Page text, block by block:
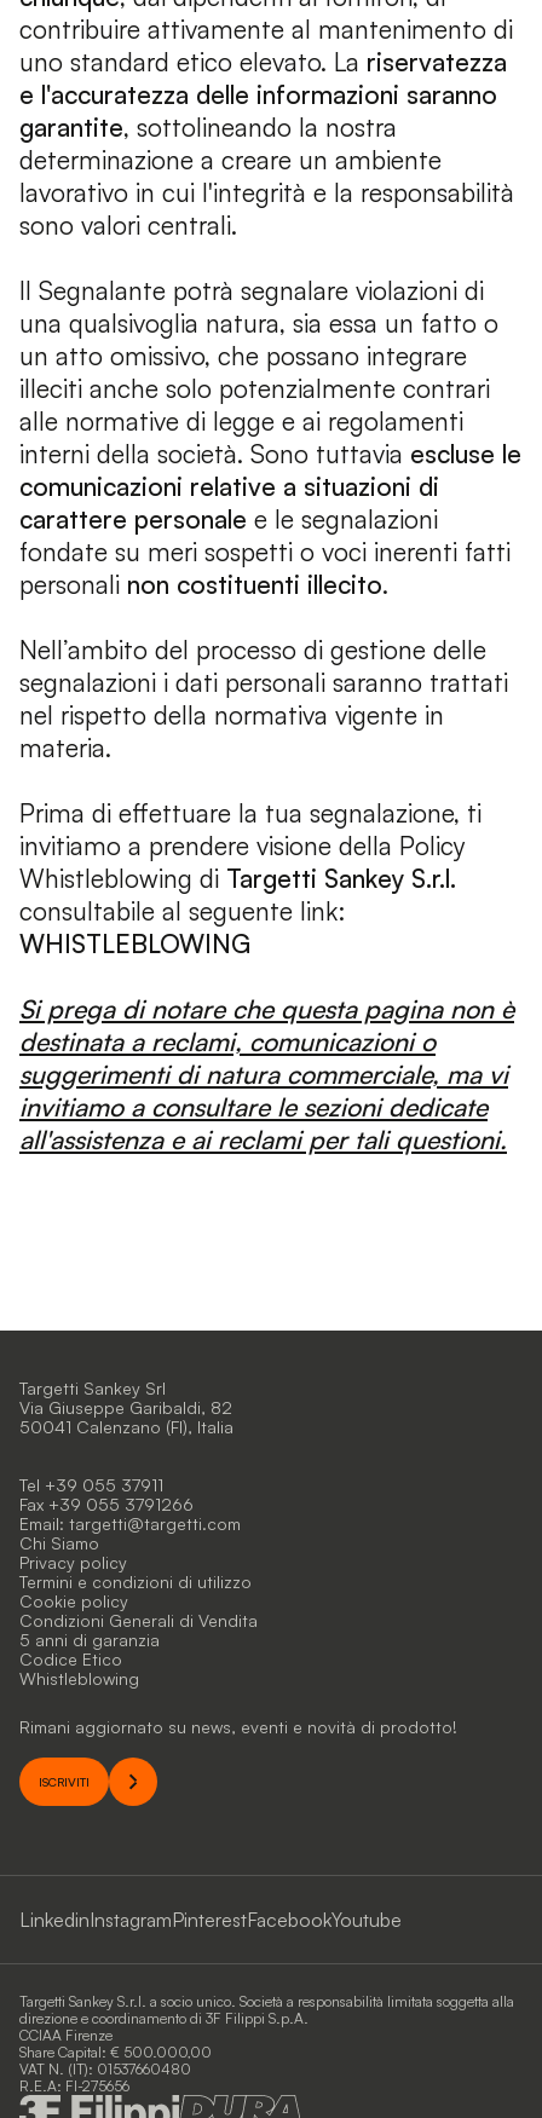
contribuire attivamente al mantenimento di
uno standard etico elevato. La riservatezza
e l'accuratezza delle informazioni saranno
garantite, sottolineando la nostra
determinazione a creare un ambiente
lavorativo in cui l'integrità e la responsabilità
sono valori centrali.
Il Segnalante potrà segnalare violazioni di
una qualsivoglia natura, sia essa un fatto o
un atto omissivo, che possano integrare
illeciti anche solo potenzialmente contrari
alle normative di legge e ai regolamenti
interni della società. Sono tuttavia escluse le
comunicazioni relative a situazioni di
carattere personale e le segnalazioni
fondate su meri sospetti o voci inerenti fatti
personali non costituenti illecito.
Nell’ambito del processo di gestione delle
segnalazioni i dati personali saranno trattati
nel rispetto della normativa vigente in
materia.
Prima di effettuare la tua segnalazione, ti
invitiamo a prendere visione della Policy
Whistleblowing di Targetti Sankey S.r.l.
consultabile al seguente link:
WHISTLEBLOWING
Si prega di notare che questa pagina non è
destinata a reclami, comunicazioni o
suggerimenti di natura commerciale, ma vi
invitiamo a consultare le sezioni dedicate
all'assistenza e ai reclami per tali questioni.
Targetti Sankey Srl
Via Giuseppe Garibaldi, 82
50041 Calenzano (FI), Italia
Tel +39 055 37911
Fax +39 055 3791266
Email: targetti@targetti.com
Chi Siamo
Privacy policy
Termini e condizioni di utilizzo
Cookie policy
Condizioni Generali di Vendita
5 anni di garanzia
Codice Etico
Whistleblowing
Rimani aggiornato su news, eventi e novità di prodotto!
ISCRIVITI
LinkedinInstagramPinterestFacebookYoutube
Targetti Sankey S.r.l. a socio unico. Società a responsabilità limitata soggetta alla
direzione e coordinamento di 3F Filippi S.p.A.
CCIAA Firenze
Share Capital: € 500.000,00
VAT N. (IT): 01537660480
R.E.A: FI-275656